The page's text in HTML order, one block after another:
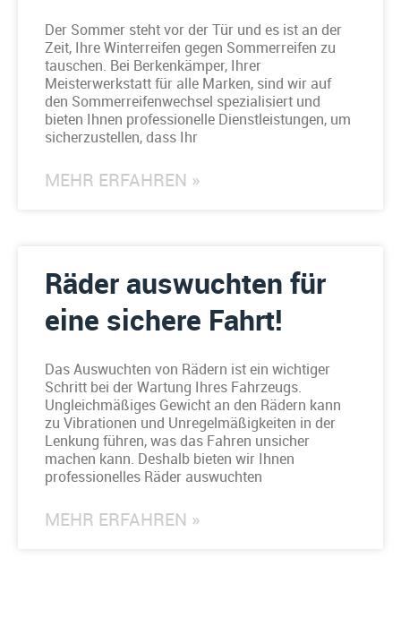
Der Sommer steht vor der Tür und es ist an der
Zeit, Ihre Winterreifen gegen Sommerreifen zu
tauschen. Bei Berkenkämper, Ihrer
Meisterwerkstatt für alle Marken, sind wir auf
den Sommerreifenwechsel spezialisiert und
bieten Ihnen professionelle Dienstleistungen, um
sicherzustellen, dass Ihr
MEHR ERFAHREN »
Räder auswuchten für
eine sichere Fahrt!
Das Auswuchten von Rädern ist ein wichtiger
Schritt bei der Wartung Ihres Fahrzeugs.
Ungleichmäßiges Gewicht an den Rädern kann
zu Vibrationen und Unregelmäßigkeiten in der
Lenkung führen, was das Fahren unsicher
machen kann. Deshalb bieten wir Ihnen
professionelles Räder auswuchten
MEHR ERFAHREN »